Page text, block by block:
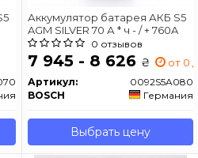
Аккумулятор батарея АКБ S5
AGM SILVER 70 А * ч - / + 760A
0 отзывов
7 945 - 8 626 ₴ от 0
Артикул:
0092S5A080
BOSCH
Германия
Выбрать цену